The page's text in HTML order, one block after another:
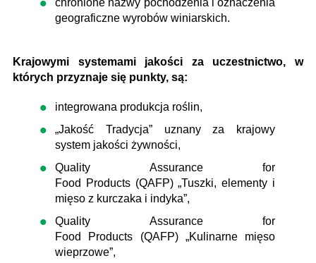
geograficzne wyrobów winiarskich.
Krajowymi systemami jakości za uczestnictwo, w
których przyznaje się punkty, są:
integrowana produkcja roślin,
„Jakość Tradycja” uznany za krajowy
system jakości żywności,
Quality Assurance for
Food Products (QAFP) „Tuszki, elementy i
mięso z kurczaka i indyka”,
Quality Assurance for
Food Products (QAFP) „Kulinarne mięso
wieprzowe”,